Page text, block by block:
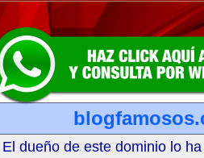
El dueño de este dominio lo